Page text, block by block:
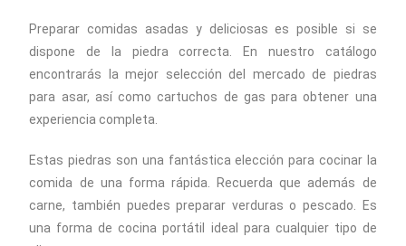
Preparar comidas asadas y deliciosas es posible si se
dispone de la piedra correcta. En nuestro catálogo
encontrarás la mejor selección del mercado de piedras
para asar, así como cartuchos de gas para obtener una
experiencia completa.
Estas piedras son una fantástica elección para cocinar la
comida de una forma rápida. Recuerda que además de
carne, también puedes preparar verduras o pescado. Es
una forma de cocina portátil ideal para cualquier tipo de